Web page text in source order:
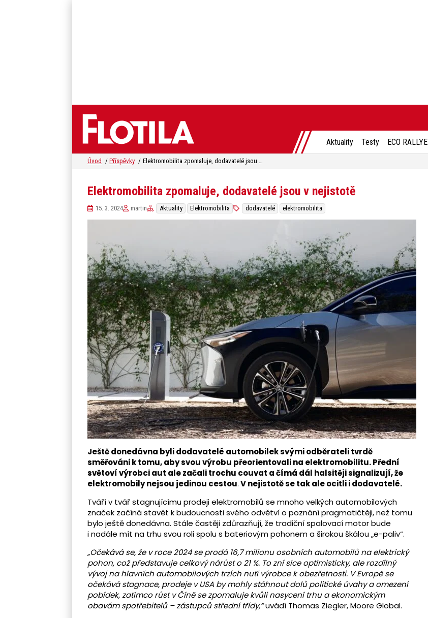
Aktuality Testy ECO RALLYE
Úvod Příspěvky Elektromobilita zpomaluje, dodavatelé jsou v nejistotě
Elektromobilita zpomaluje, dodavatelé jsou v nejistotě
15. 3. 2024 martin Aktuality Elektromobilita dodavatelé elektromobilita
Ještě donedávna byli dodavatelé automobilek svými odběrateli tvrdě
směřováni k tomu, aby svou výrobu přeorientovali na elektromobilitu. Přední
světoví výrobci aut ale začali trochu couvat a čímá dál halsitěji signalizují, že
elektromobily nejsou jedinou cestou.V nejistotě se tak ale ocitli i dodavatelé.
Tváří v tvář stagnujícímu prodeji elektromobilů se mnoho velkých automobilových
značek začíná stavět k budoucnosti svého odvětví o poznání pragmatičtěji, než tomu
bylo ještě donedávna. Stále častěji zdůrazňují, že tradiční spalovací motor bude
i nadále mít na trhu svou roli spolu s bateriovým pohonem a širokou škálou „e-paliv“.
„Očekává se, že v roce 2024 se prodá 16,7 milionu osobních automobilů na elektrický
pohon, což představuje celkový nárůst o 21 %. To zní sice optimisticky, ale rozdílný
vývoj na hlavních automobilových trzích nutí výrobce k obezřetnosti. V Evropě se
očekává stagnace, prodeje v USA by mohly stáhnout dolů politické úvahy a omezení
pobídek, zatímco růst v Číně se zpomaluje kvůli nasycení trhu a ekonomickým
obavám spotřebitelů – zástupců střední třídy,“uvádí Thomas Ziegler, Moore Global.